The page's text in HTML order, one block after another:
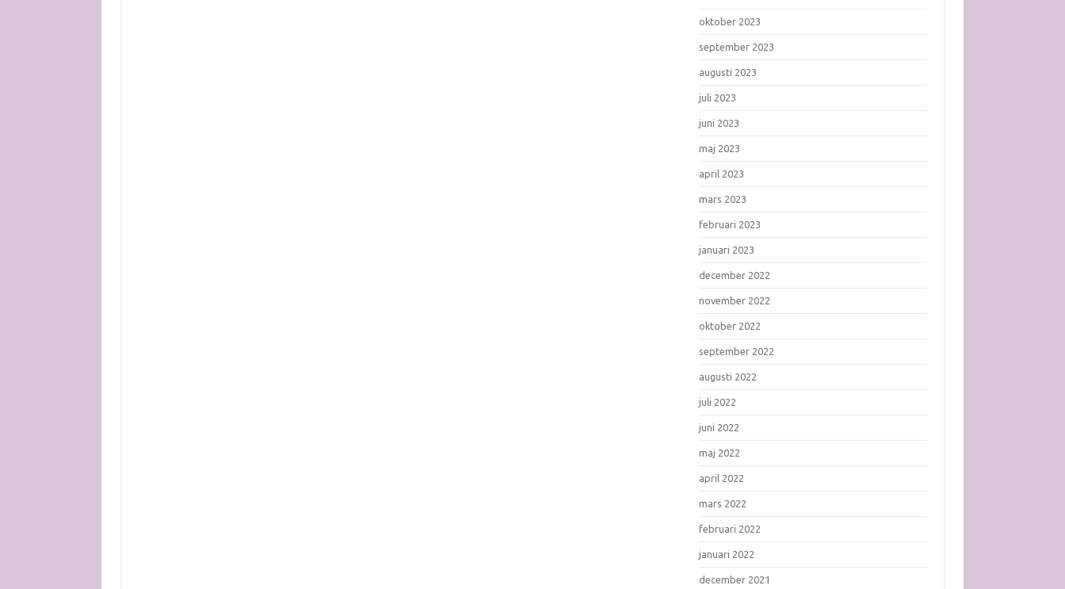
oktober 2023
september 2023
augusti 2023
juli 2023
juni 2023
maj 2023
april 2023
mars 2023
februari 2023
januari 2023
december 2022
november 2022
oktober 2022
september 2022
augusti 2022
juli 2022
juni 2022
maj 2022
april 2022
mars 2022
februari 2022
januari 2022
december 2021